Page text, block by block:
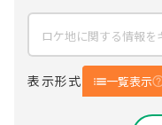
表示形式 一覧表示